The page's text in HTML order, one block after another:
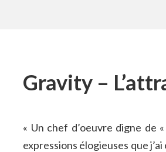
Gravity –
« Un chef d’oeuvre digne de
expressions élogieuses que